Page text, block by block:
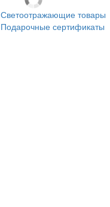
Светоотражающие товары
Подарочные сертификаты